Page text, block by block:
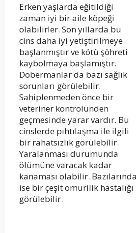
Erken yaşlarda eğitildiği
zaman iyi bir aile köpeği
olabilirler. Son yıllarda bu
cins daha iyi yetiştirilmeye
başlanmıştır ve kötü şöhreti
kaybolmaya başlamıştır.
Dobermanlar da bazı sağlık
sorunları görülebilir.
Sahiplenmeden önce bir
veteriner kontrolünden
geçmesinde yarar vardır. Bu
cinslerde pıhtılaşma ile ilgili
bir rahatsızlık görülebilir.
Yaralanması durumunda
ölümüne varacak kadar
kanaması olabilir. Bazılarında
ise bir çeşit omurilik hastalığı
görülebilir.